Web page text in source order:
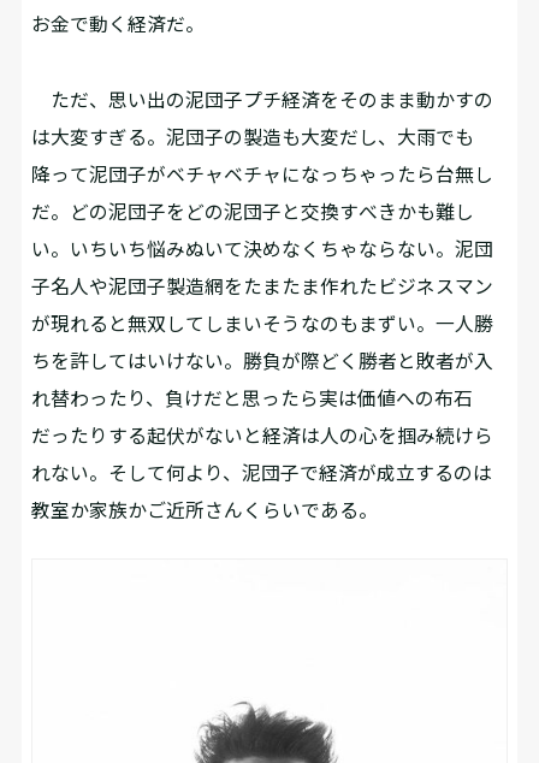
お金で動く経済だ。
ただ、思い出の泥団子プチ経済をそのまま動かすの
は大変すぎる。泥団子の製造も大変だし、大雨でも
降って泥団子がベチャベチャになっちゃったら台無し
だ。どの泥団子をどの泥団子と交換すべきかも難し
い。いちいち悩みぬいて決めなくちゃならない。泥団
子名人や泥団子製造網をたまたま作れたビジネスマン
が現れると無双してしまいそうなのもまずい。一人勝
ちを許してはいけない。勝負が際どく勝者と敗者が入
れ替わったり、負けだと思ったら実は価値への布石
だったりする起伏がないと経済は人の心を掴み続けら
れない。そして何より、泥団子で経済が成立するのは
教室か家族かご近所さんくらいである。